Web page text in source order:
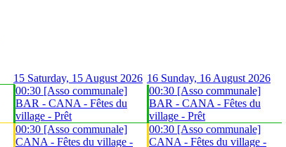
15 Saturday, 15 August 2026
00:30 [Asso communale]
BAR - CANA - Fêtes du
village - Prêt
00:30 [Asso communale]
CANA - Fêtes du village -
16 Sunday, 16 August 2026
00:30 [Asso communale]
BAR - CANA - Fêtes du
village - Prêt
00:30 [Asso communale]
CANA - Fêtes du village -